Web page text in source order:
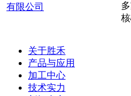
关于胜禾
产品与应用
加工中心
技术实力